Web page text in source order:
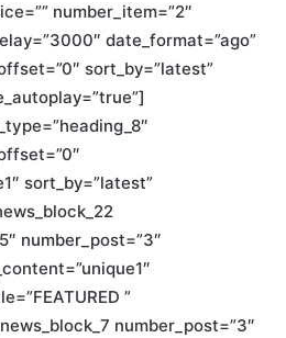
number_item=”2″
date_format=”ago”
sort_by=”latest”
sort_by=”latest”
number_post=”3″
”
number_post=”3″